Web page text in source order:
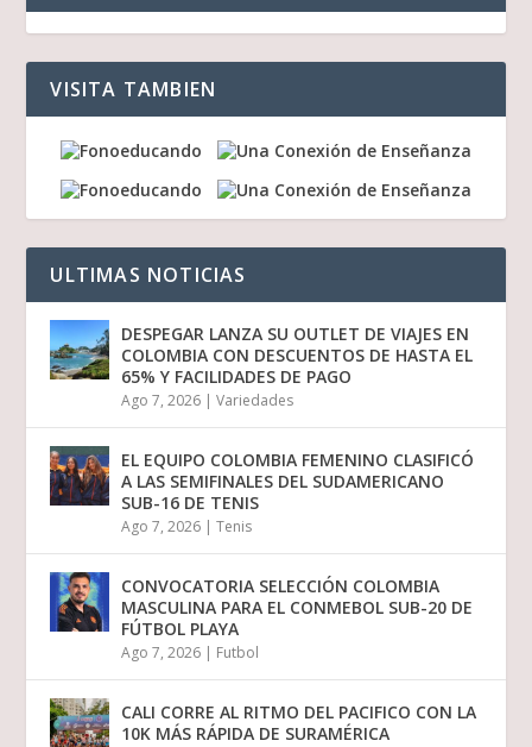
VISITA TAMBIEN
ULTIMAS NOTICIAS
DESPEGAR LANZA SU OUTLET DE VIAJES EN
COLOMBIA CON DESCUENTOS DE HASTA EL
65% Y FACILIDADES DE PAGO
Ago 7, 2026 |Variedades
EL EQUIPO COLOMBIA FEMENINO CLASIFICÓ
A LAS SEMIFINALES DEL SUDAMERICANO
SUB-16 DE TENIS
Ago 7, 2026 |Tenis
CONVOCATORIA SELECCIÓN COLOMBIA
MASCULINA PARA EL CONMEBOL SUB-20 DE
FÚTBOL PLAYA
Ago 7, 2026 | Futbol
CALI CORRE AL RITMO DEL PACIFICO CON LA
10K MÁS RÁPIDA DE SURAMÉRICA